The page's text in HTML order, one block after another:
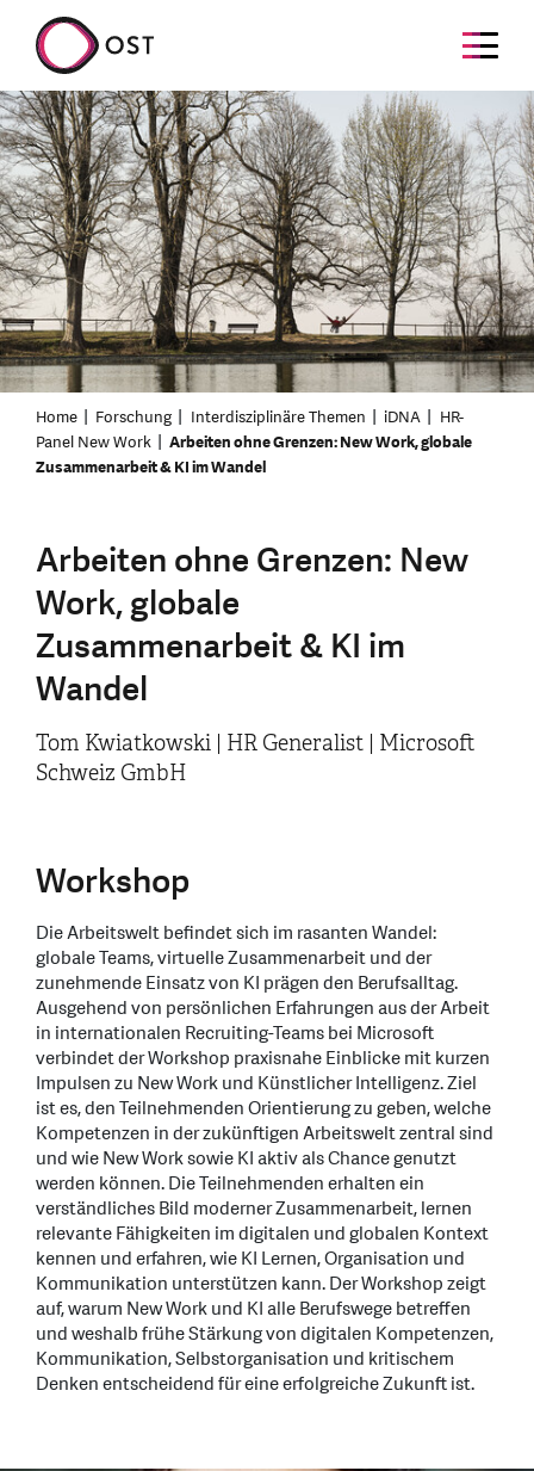
Home Forschung Interdisziplinäre Themen iDNA
HR-
Panel New Work
Arbeiten ohne Grenzen: New Work, globale
Zusammenarbeit & KI im Wandel
Arbeiten ohne Grenzen: New
Work, globale
Zusammenarbeit & KI im
Wandel
Tom Kwiatkowski | HR Generalist | Microsoft
Schweiz GmbH
Workshop
Die Arbeitswelt befindet sich im rasanten Wandel:
globale Teams, virtuelle Zusammenarbeit und der
zunehmende Einsatz von KI prägen den Berufsalltag.
Ausgehend von persönlichen Erfahrungen aus der Arbeit
in internationalen Recruiting-Teams bei Microsoft
verbindet der Workshop praxisnahe Einblicke mit kurzen
Impulsen zu New Work und Künstlicher Intelligenz. Ziel
ist es, den Teilnehmenden Orientierung zu geben, welche
Kompetenzen in der zukünftigen Arbeitswelt zentral sind
und wie New Work sowie KI aktiv als Chance genutzt
werden können. Die Teilnehmenden erhalten ein
verständliches Bild moderner Zusammenarbeit, lernen
relevante Fähigkeiten im digitalen und globalen Kontext
kennen und erfahren, wie KI Lernen, Organisation und
Kommunikation unterstützen kann. Der Workshop zeigt
auf, warum New Work und KI alle Berufswege betreffen
und weshalb frühe Stärkung von digitalen Kompetenzen,
Kommunikation, Selbstorganisation und kritischem
Denken entscheidend für eine erfolgreiche Zukunft ist.